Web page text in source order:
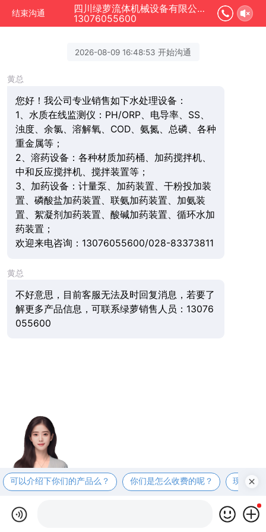
结束沟通
四川绿萝流体机械设备有限公司正在为您服务
13076055600
2026-08-09 16:48:53 开始沟通
黄总
您好！我公司专业销售如下水处理设备：
1、水质在线监测仪：PH/ORP、电导率、SS、
浊度、余氯、溶解氧、COD、氨氮、总磷、各种
重金属等；
2、溶药设备：各种材质加药桶、加药搅拌机、
中和反应搅拌机、搅拌装置等；
3、加药设备：计量泵、加药装置、干粉投加装
置、磷酸盐加药装置、联氨加药装置、加氨装
置、絮凝剂加药装置、酸碱加药装置、循环水加
药装置；
欢迎来电咨询：13076055600/028-83373811
黄总
不好意思，目前客服无法及时回复消息，若要了
解更多产品信息，可联系绿萝销售人员：13076
055600
可以介绍下你们的产品么？ 你们是怎么收费的呢？ 现在有